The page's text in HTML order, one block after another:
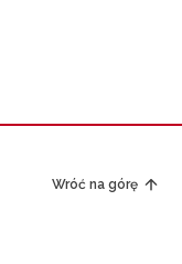
Wróć na górę